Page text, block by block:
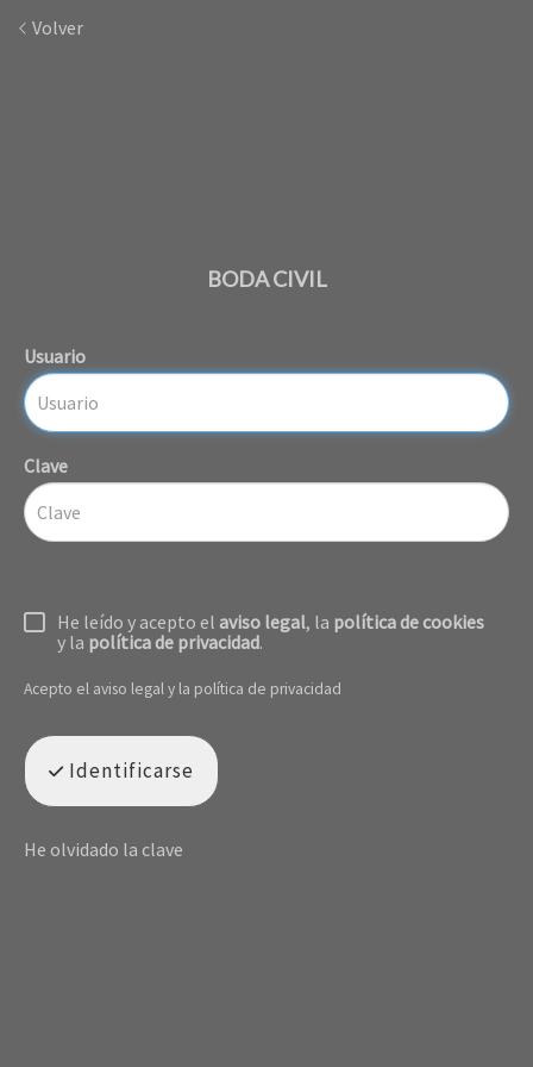
Volver
BODA CIVIL
Usuario
Clave
He leído y acepto el aviso legal, la política de cookies
y la política de privacidad.
Acepto el aviso legaly la política de privacidad
Identificarse
He olvidado la clave